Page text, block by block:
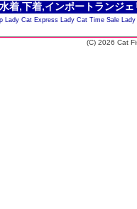
着,下着,インポートランジ
Lady Cat Express Lady Cat Time Sale
(C) 2026 Cat